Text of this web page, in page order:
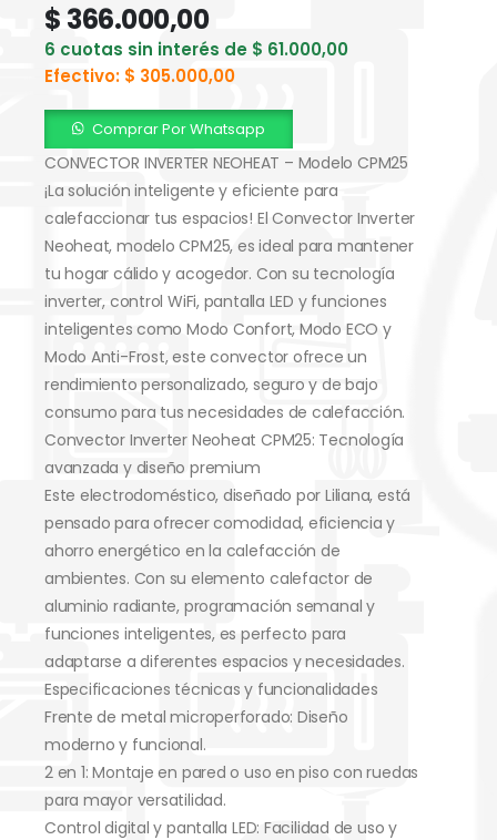
$ 366.000,00
6 cuotas sin interés de $ 61.000,00
Efectivo: $ 305.000,00
Comprar Por Whatsapp
CONVECTOR INVERTER NEOHEAT – Modelo CPM25
¡La solución inteligente y eficiente para
calefaccionar tus espacios! El Convector Inverter
Neoheat, modelo CPM25, es ideal para mantener
tu hogar cálido y acogedor. Con su tecnología
inverter, control WiFi, pantalla LED y funciones
inteligentes como Modo Confort, Modo ECO y
Modo Anti-Frost, este convector ofrece un
rendimiento personalizado, seguro y de bajo
consumo para tus necesidades de calefacción.
Convector Inverter Neoheat CPM25: Tecnología
avanzada y diseño premium
Este electrodoméstico, diseñado por Liliana, está
pensado para ofrecer comodidad, eficiencia y
ahorro energético en la calefacción de
ambientes. Con su elemento calefactor de
aluminio radiante, programación semanal y
funciones inteligentes, es perfecto para
adaptarse a diferentes espacios y necesidades.
Especificaciones técnicas y funcionalidades
Frente de metal microperforado: Diseño
moderno y funcional.
2 en 1: Montaje en pared o uso en piso con ruedas
para mayor versatilidad.
Control digital y pantalla LED: Facilidad de uso y